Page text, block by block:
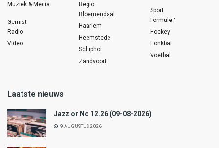
Muziek & Media
Gemist
Radio
Video
Regio
Bloemendaal
Haarlem
Heemstede
Schiphol
Zandvoort
Sport
Formule 1
Hockey
Honkbal
Voetbal
Laatste nieuws
Jazz or No 12.26 (09-08-2026)
9 AUGUSTUS 2026